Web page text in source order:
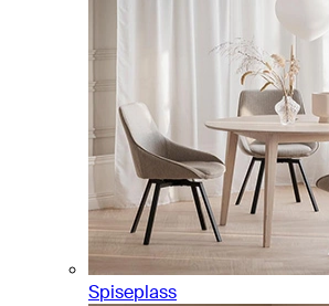
Spiseplass